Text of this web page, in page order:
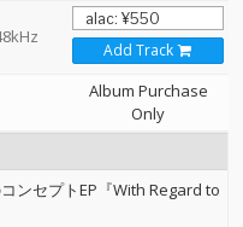
Add Track
Album Purchase
Only
ンセプトEP『With Regard to